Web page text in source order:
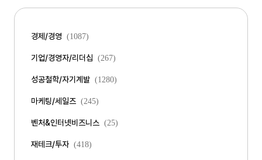
경제/경영 (1087)
기업/경영자/리더십 (267)
성공철학/자기계발 (1280)
마케팅/세일즈 (245)
벤처&인터넷비즈니스 (25)
재테크/투자 (418)